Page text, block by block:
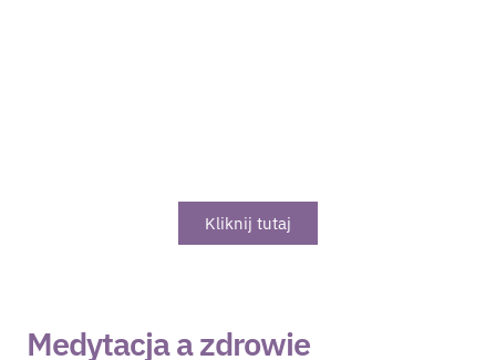
Kliknij tutaj
Medytacja a zdrowie